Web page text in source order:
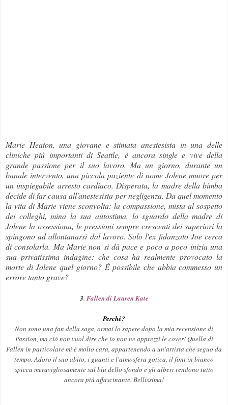
Marie Heaton, una giovane e stimata anestesista in una delle
cliniche più importanti di Seattle, è ancora single e vive della
grande passione per il suo lavoro. Ma un giorno, durante un
banale intervento, una piccola paziente di nome Jolene muore per
un inspiegabile arresto cardiaco. Disperata, la madre della bimba
decide di far causa all'anestesista per negligenza. Da quel momento
la vita di Marie viene sconvolta: la compassione, mista al sospetto
dei colleghi, mina la sua autostima, lo sguardo della madre di
Jolene la ossessiona, le pressioni sempre crescenti dei superiori la
spingono ad allontanarsi dal lavoro. Solo l'ex fidanzato Joe cerca
di consolarla. Ma Marie non si dà pace e poco a poco inizia una
sua privatissima indagine: che cosa ha realmente provocato la
morte di Jolene quel giorno? È possibile che abbia commesso un
errore tanto grave?
3. Fallen di Lauren Kate
Perchè?
Non sono una fan della saga, ormai lo sapete dopo la mia recensione di
Passion, ma ciò non vuol dire che io non ne apprezzi le cover! Quella di
Fallen in particolare mi è molto cara, appartenendo a un'artista che seguo da
tempo. Adoro il suo abito, i guanti e l'atmosfera gotica, il font in bianco
spicca meravigliosamente sul blu dello sfondo e gli alberi rendono tutto
ancora più affascinante. Bellissima!